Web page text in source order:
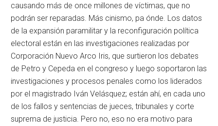
causando más de once millones de víctimas, que no
podrán ser reparadas. Más cinismo, pa ónde. Los datos
de la expansión paramilitar y la reconfiguración política
electoral están en las investigaciones realizadas por
Corporación Nuevo Arco Iris, que surtieron los debates
de Petro y Cepeda en el congreso y luego soportaron las
investigaciones y procesos penales como los liderados
por el magistrado Iván Velásquez; están ahí, en cada uno
de los fallos y sentencias de jueces, tribunales y corte
suprema de justicia. Pero no, eso no era motivo para